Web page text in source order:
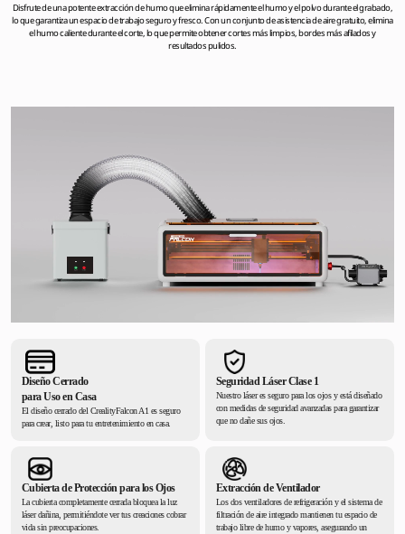
Disfrute de una potente extracción de humo que elimina rápidamente el humo y el polvo durante el grabado,
lo que garantiza un espacio de trabajo seguro y fresco. Con un conjunto de asistencia de aire gratuito, elimina
el humo caliente durante el corte, lo que permite obtener cortes más limpios, bordes más afilados y
resultados pulidos.
Diseño Cerrado
para Uso en Casa
El diseño cerrado del CrealityFalcon A1 es seguro
para crear, listo para tu entretenimiento en casa.
Seguridad Láser Clase 1
Nuestro láser es seguro para los ojos y está diseñado
con medidas de seguridad avanzadas para garantizar
que no dañe sus ojos.
Cubierta de Protección para los Ojos
La cubierta completamente cerrada bloquea la luz
láser dañina, permitiéndote ver tus creaciones cobrar
vida sin preocupaciones.
Extracción de Ventilador
Los dos ventiladores de refrigeración y el sistema de
filtración de aire integrado mantienen tu espacio de
trabajo libre de humo y vapores, asegurando un